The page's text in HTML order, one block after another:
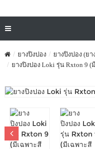
ยางปิงปอง ยางปิงปอง (ยา
ยางปิงปอง Loki รุ่น Rxton 9 (